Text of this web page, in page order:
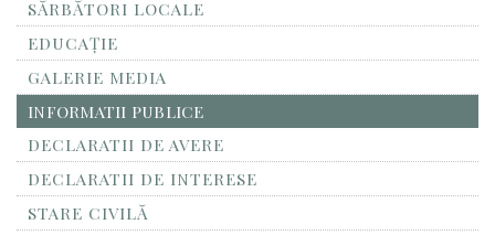
SĂRBĂTORI LOCALE
EDUCAȚIE
GALERIE MEDIA
INFORMATII PUBLICE
DECLARATII DE AVERE
DECLARATII DE INTERESE
STARE CIVILĂ